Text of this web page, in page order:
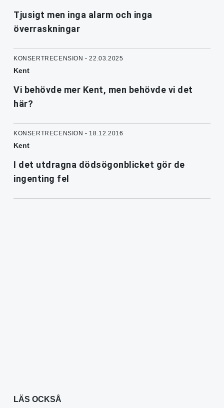
Tjusigt men inga alarm och inga
överraskningar
KONSERTRECENSION - 22.03.2025
Kent
Vi behövde mer Kent, men behövde vi det
här?
KONSERTRECENSION - 18.12.2016
Kent
I det utdragna dödsögonblicket gör de
ingenting fel
LÄS OCKSÅ